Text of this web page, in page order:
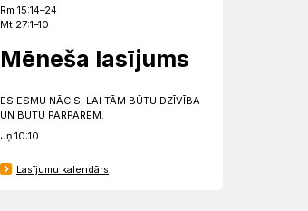
Rm 15:14–24
Mt 27:1–10
Mēneša lasījums
ES ESMU NĀCIS, LAI TĀM BŪTU DZĪVĪBA
UN BŪTU PĀRPĀRĒM.
Jņ 10:10
Lasījumu kalendārs